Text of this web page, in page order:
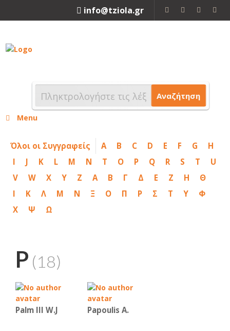
info@tziola.gr
Αναζήτηση
Menu
Όλοι οι Συγγραφείς A B C D E F G
H
I
J K L M N T O P Q R S T
U
V
W X Y Z Α Β Γ Δ Ε Ζ Η
Θ
Ι
Κ Λ Μ Ν Ξ Ο Π Ρ Σ Τ Υ
Φ
Χ
Ψ Ω
P (18)
Palm III W.J Papoulis A.